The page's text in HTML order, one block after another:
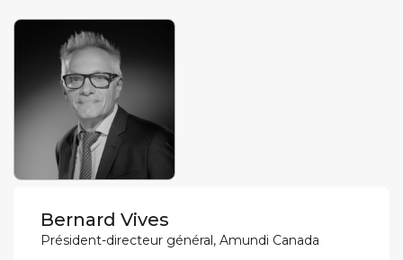
Bernard Vives
Président-directeur général, Amundi Canada